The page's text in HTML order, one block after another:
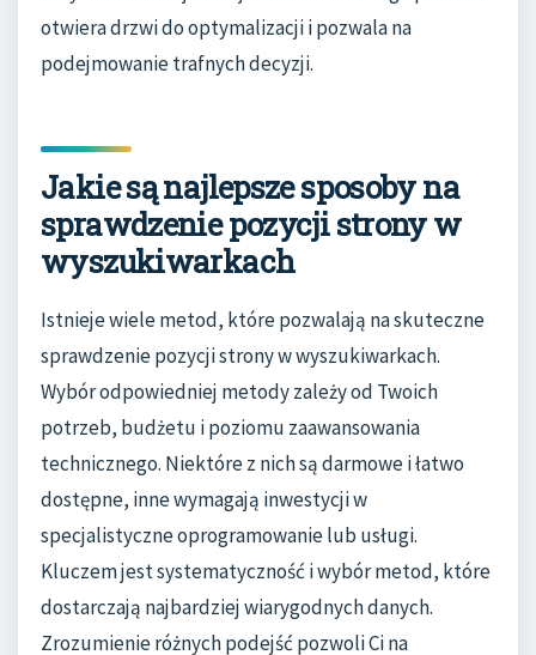
otwiera drzwi do optymalizacji i pozwala na
podejmowanie trafnych decyzji.
Jakie są najlepsze sposoby na
sprawdzenie pozycji strony w
wyszukiwarkach
Istnieje wiele metod, które pozwalają na skuteczne
sprawdzenie pozycji strony w wyszukiwarkach.
Wybór odpowiedniej metody zależy od Twoich
potrzeb, budżetu i poziomu zaawansowania
technicznego. Niektóre z nich są darmowe i łatwo
dostępne, inne wymagają inwestycji w
specjalistyczne oprogramowanie lub usługi.
Kluczem jest systematyczność i wybór metod, które
dostarczają najbardziej wiarygodnych danych.
Zrozumienie różnych podejść pozwoli Ci na